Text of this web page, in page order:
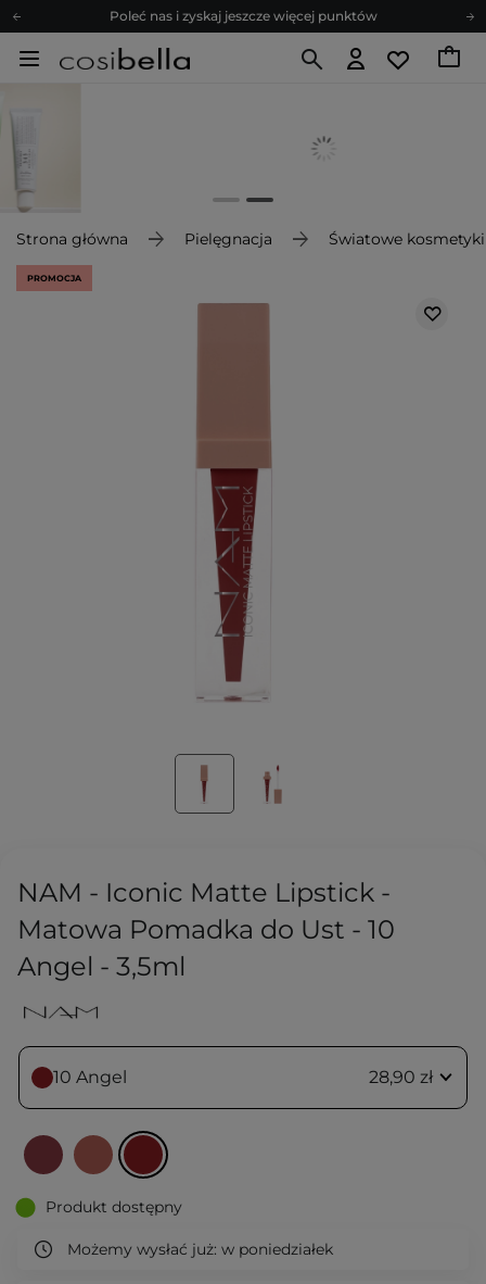
Poleć nas i zyskaj jeszcze więcej punktów
Zapisz się na newsletter pełen porad
Poleć nas i zyskaj jeszcze więcej punktów
Strona główna Pielęgnacja Światowe kosmetyki
PROMOCJA
NAM - Iconic Matte Lipstick -
Matowa Pomadka do Ust - 10
Angel - 3,5ml
10 Angel 28,90 zł
Produkt dostępny
Możemy wysłać już: w poniedziałek